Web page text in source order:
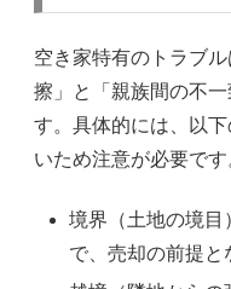
空き家特有のトラブ
擦」と「親族間の不
す。具体的には、以
いため注意が必要です
境界（土地の境目
で、売却の前提